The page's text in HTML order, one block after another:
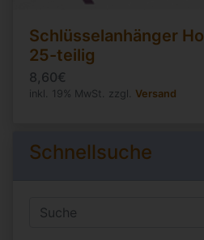
Schlüsselanhänger
25-teilig
8,60€
inkl. 19% MwSt. zzgl. Versand
Schnellsuche